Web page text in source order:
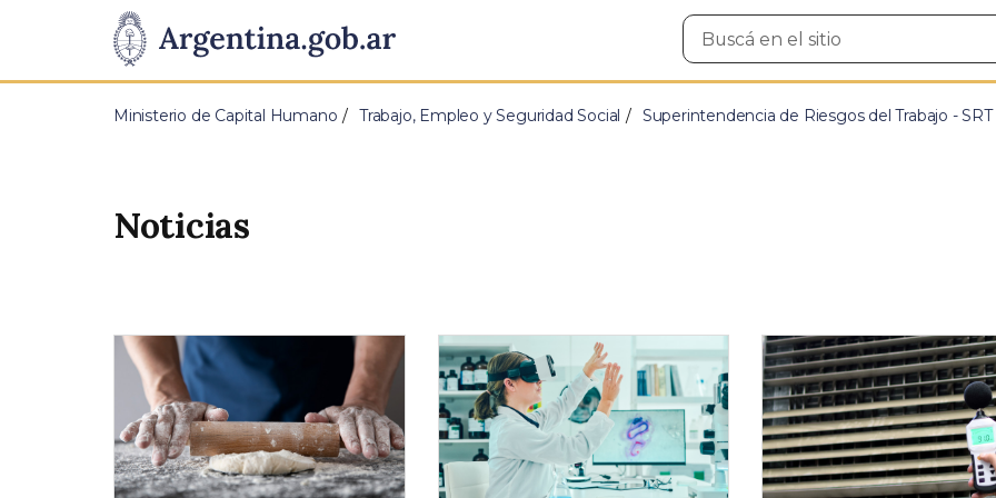
Presidencia
de
Pasar al contenido principal
Buscar
en
Ministerio de Capital Humano Trabajo, Empleo y Seguridad Social Superintendencia de Riesgos del Trabajo - SRT
Noticias